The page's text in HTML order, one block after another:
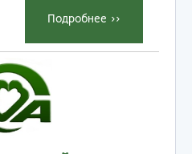
Подробнеe >>